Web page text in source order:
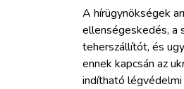
BELÉPÉS
REGISZTRÁCIÓ
A hírügynökségek
ellenségeskedés, a
teherszállítót, és
ennek kapcsán az
indítható